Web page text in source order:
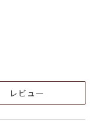
レビュー